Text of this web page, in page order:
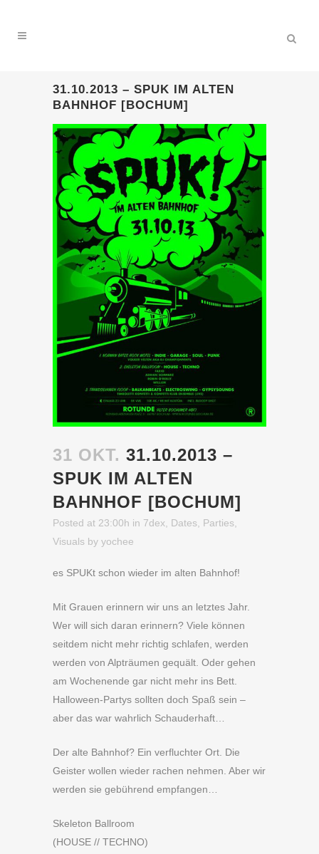
31.10.2013 – SPUK IM ALTEN
BAHNHOF [BOCHUM]
31 OKT. 31.10.2013 –
SPUK IM ALTEN
BAHNHOF [BOCHUM]
Posted at 23:00h in 7dex Dates Parties
Visuals by yochee
es SPUKt schon wieder im alten Bahnhof!
Mit Grauen erinnern wir uns an letztes Jahr.
Wer will sich daran erinnern? Viele können
seitdem nicht mehr richtig schlafen, werden
werden von Alpträumen gequält. Oder gehen
am Wochenende gar nicht mehr ins Bett.
Halloween-Partys sollten doch Spaß sein –
aber das war wahrlich Schauderhaft…
Der alte Bahnhof? Ein verfluchter Ort. Die
Geister wollen wieder rachen nehmen. Aber wir
werden sie gebührend empfangen…
Skeleton Ballroom
(HOUSE // TECHNO)